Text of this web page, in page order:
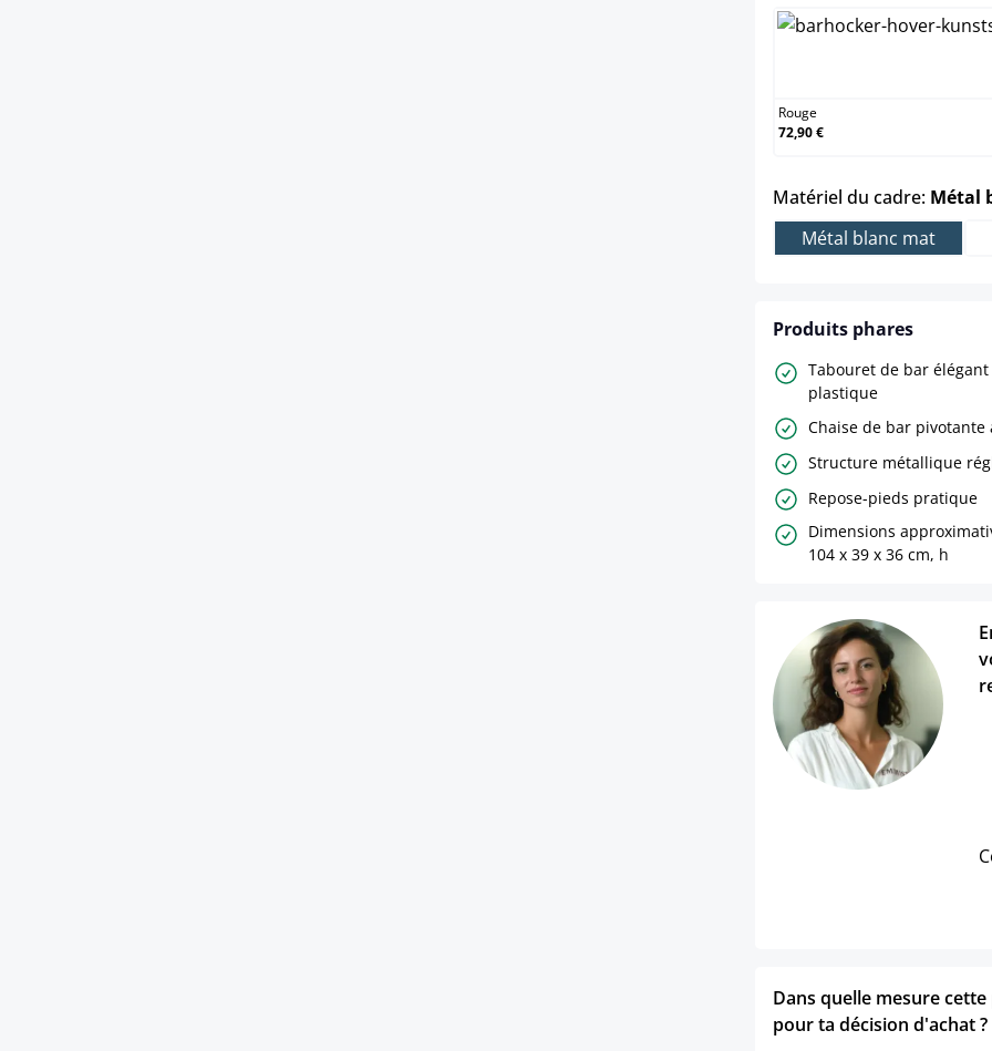
Rouge
72,90 €
Matériel du cadre: Métal
Métal blanc mat
Produits phares
Tabouret de bar élégant
plastique
Chaise de bar pivotante
Structure métallique
Repose-pieds pratique
Dimensions
104 x 39 x 36 cm, h
Dans quelle mesure
pour ta décision d'achat ?